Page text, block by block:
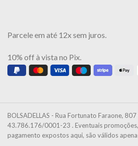
Parcele em até 12x sem juros.
10% off à vista no Pix.
BOLSADELLAS - Rua Fortunato Faraone, 807
43.786.176/0001-23 . Eventuais
pagamento expostos aqui, são válidos